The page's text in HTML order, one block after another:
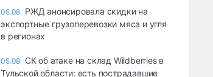
05.08 РЖД анонсировала скидки на
экспортные грузоперевозки мяса и угля
в регионах
05.08 СК об атаке на склад Wildberries в
Тульской области: есть пострадавшие